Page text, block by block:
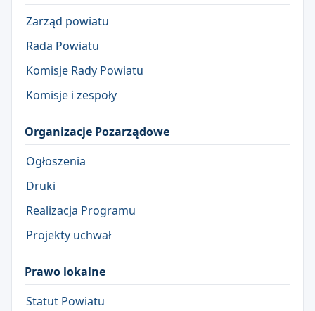
Zarząd powiatu
Rada Powiatu
Komisje Rady Powiatu
Komisje i zespoły
Organizacje Pozarządowe
Ogłoszenia
Druki
Realizacja Programu
Projekty uchwał
Prawo lokalne
Statut Powiatu